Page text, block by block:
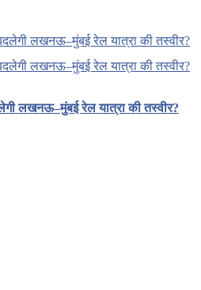
लखनऊ–मुंबई रेल यात्रा की तस्वीर?